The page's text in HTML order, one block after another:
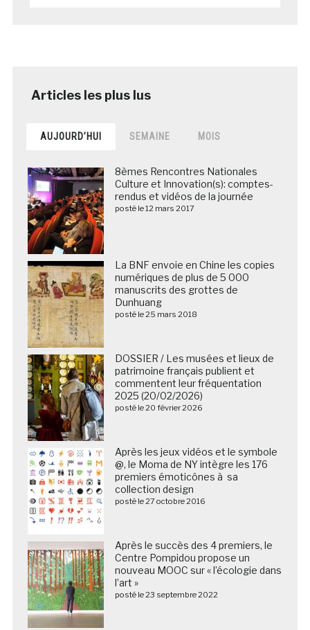
AUJOURD’HUI SEMAINE MOIS
8èmes Rencontres Nationales
Culture et Innovation(s): comptes-
rendus et vidéos de la journée
posté le 12 mars 2017
La BNF envoie en Chine les copies
numériques de plus de 5 000
manuscrits des grottes de
Dunhuang
posté le 25 mars 2018
DOSSIER / Les musées et lieux de
patrimoine français publient et
commentent leur fréquentation
2025 (20/02/2026)
posté le 20 février 2026
Après les jeux vidéos et le symbole
@, le Moma de NY intègre les 176
premiers émoticônes à sa
collection design
posté le 27 octobre 2016
Après le succès des 4 premiers, le
Centre Pompidou propose un
nouveau MOOC sur « l’écologie dans
l’art »
posté le 23 septembre 2022